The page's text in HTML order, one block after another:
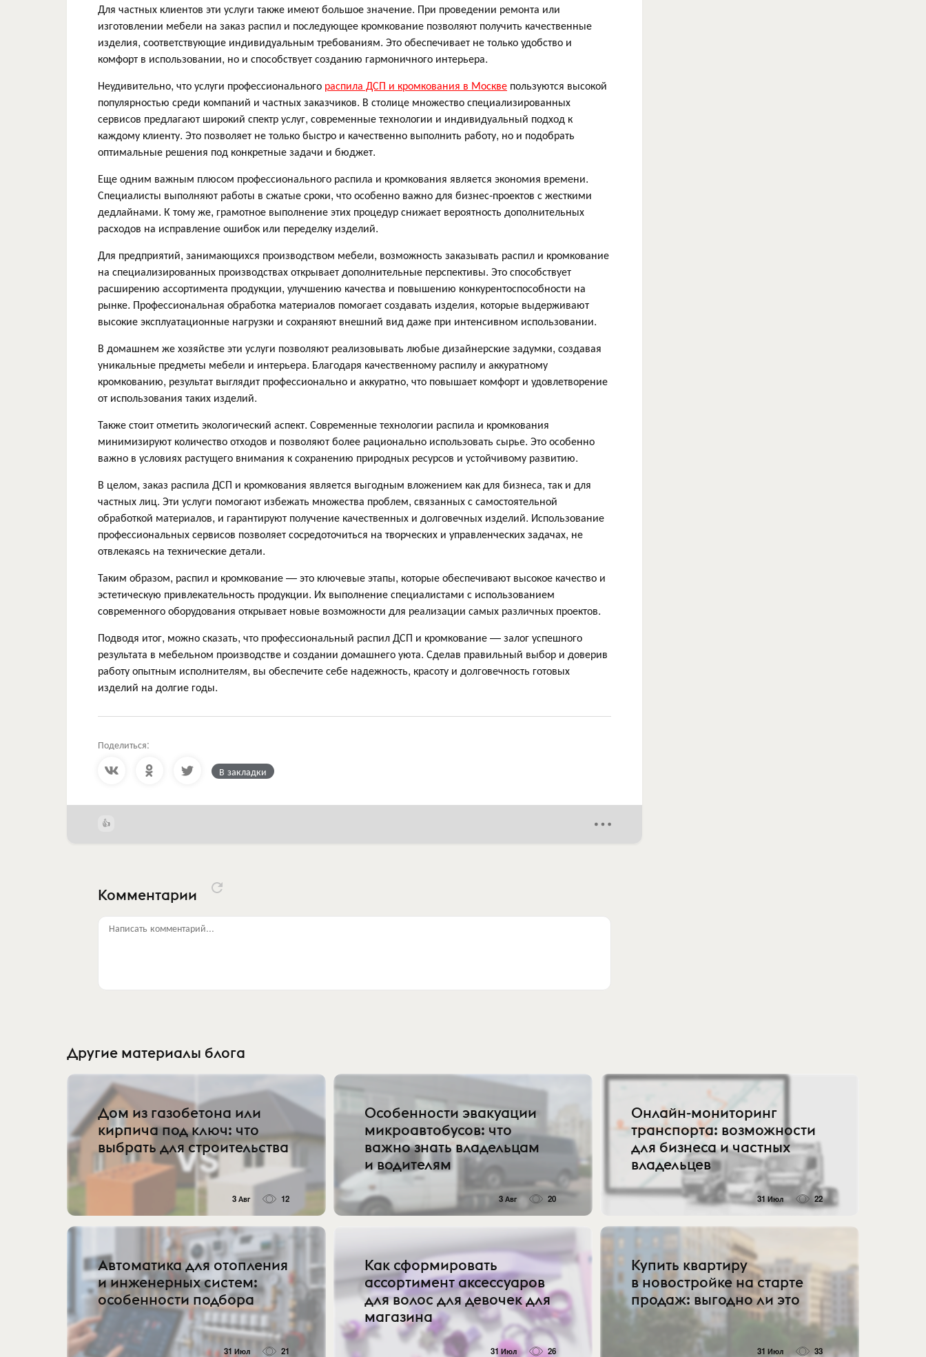
Для частных клиентов эти услуги также имеют большое значение. При проведении ремонта или
изготовлении мебели на заказ распил и последующее кромкование позволяют получить качественные
изделия, соответствующие индивидуальным требованиям. Это обеспечивает не только удобство и
комфорт в использовании, но и способствует созданию гармоничного интерьера.
Неудивительно, что услуги профессионального распила ДСП и кромкования в Москве пользуются высокой
популярностью среди компаний и частных заказчиков. В столице множество специализированных
сервисов предлагают широкий спектр услуг, современные технологии и индивидуальный подход к
каждому клиенту. Это позволяет не только быстро и качественно выполнить работу, но и подобрать
оптимальные решения под конкретные задачи и бюджет.
Еще одним важным плюсом профессионального распила и кромкования является экономия времени.
Специалисты выполняют работы в сжатые сроки, что особенно важно для бизнес-проектов с жесткими
дедлайнами. К тому же, грамотное выполнение этих процедур снижает вероятность дополнительных
расходов на исправление ошибок или переделку изделий.
Для предприятий, занимающихся производством мебели, возможность заказывать распил и кромкование
на специализированных производствах открывает дополнительные перспективы. Это способствует
расширению ассортимента продукции, улучшению качества и повышению конкурентоспособности на
рынке. Профессиональная обработка материалов помогает создавать изделия, которые выдерживают
высокие эксплуатационные нагрузки и сохраняют внешний вид даже при интенсивном использовании.
В домашнем же хозяйстве эти услуги позволяют реализовывать любые дизайнерские задумки, создавая
уникальные предметы мебели и интерьера. Благодаря качественному распилу и аккуратному
кромкованию, результат выглядит профессионально и аккуратно, что повышает комфорт и удовлетворение
от использования таких изделий.
Также стоит отметить экологический аспект. Современные технологии распила и кромкования
минимизируют количество отходов и позволяют более рационально использовать сырье. Это особенно
важно в условиях растущего внимания к сохранению природных ресурсов и устойчивому развитию.
В целом, заказ распила ДСП и кромкования является выгодным вложением как для бизнеса, так и для
частных лиц. Эти услуги помогают избежать множества проблем, связанных с самостоятельной
обработкой материалов, и гарантируют получение качественных и долговечных изделий. Использование
профессиональных сервисов позволяет сосредоточиться на творческих и управленческих задачах, не
отвлекаясь на технические детали.
Таким образом, распил и кромкование — это ключевые этапы, которые обеспечивают высокое качество и
эстетическую привлекательность продукции. Их выполнение специалистами с использованием
современного оборудования открывает новые возможности для реализации самых различных проектов.
Подводя итог, можно сказать, что профессиональный распил ДСП и кромкование — залог успешного
результата в мебельном производстве и создании домашнего уюта. Сделав правильный выбор и доверив
работу опытным исполнителям, вы обеспечите себе надежность, красоту и долговечность готовых
изделий на долгие годы.
Поделиться:
В закладки
Комментарии
Написать комментарий...
Другие материалы блога
Дом из газобетона или
кирпича под ключ: что
выбрать для строительства
3 Авг 12
Особенности эвакуации
микроавтобусов: что
важно знать владельцам
и водителям
3 Авг 20
Онлайн-мониторинг
транспорта: возможности
для бизнеса и частных
владельцев
31 Июл 22
Автоматика для отопления
и инженерных систем:
особенности подбора
31 Июл 21
Как сформировать
ассортимент аксессуаров
для волос для девочек для
магазина
31 Июл 26
Купить квартиру
в новостройке на старте
продаж: выгодно ли это
31 Июл 33